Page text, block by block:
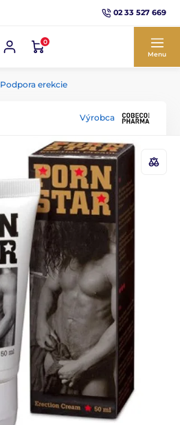
02 33 527 669
0
Menu
Podpora erekcie
Výrobca